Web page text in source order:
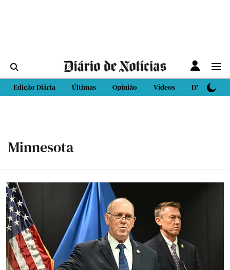
Edição Diária Últimas Opinião Vídeos DN Sport
Minnesota